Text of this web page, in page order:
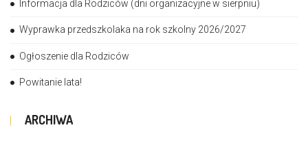
Informacja dla Rodziców (dni organizacyjne w sierpniu)
Wyprawka przedszkolaka na rok szkolny 2026/2027
Ogłoszenie dla Rodziców
Powitanie lata!
ARCHIWA